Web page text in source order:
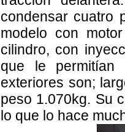
condensar cuatro
modelo con
cilindro, con
que le permitían
exteriores son;
peso 1.070kg. Su
lo que lo hace